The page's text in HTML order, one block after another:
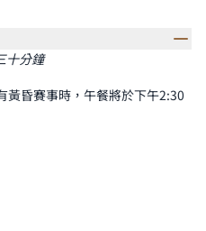
十分鐘
黃昏賽事時，午餐將於下午2:30